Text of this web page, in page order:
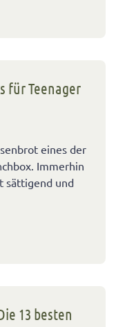
für Teenager
eines der
Immerhin
sättigend und
13 besten